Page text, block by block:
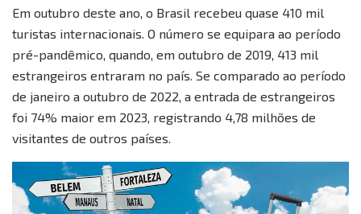
Em outubro deste ano, o Brasil recebeu quase 410 mil
turistas internacionais. O número se equipara ao período
pré-pandêmico, quando, em outubro de 2019, 413 mil
estrangeiros entraram no país. Se comparado ao período
de janeiro a outubro de 2022, a entrada de estrangeiros
foi 74% maior em 2023, registrando 4,78 milhões de
visitantes de outros países.